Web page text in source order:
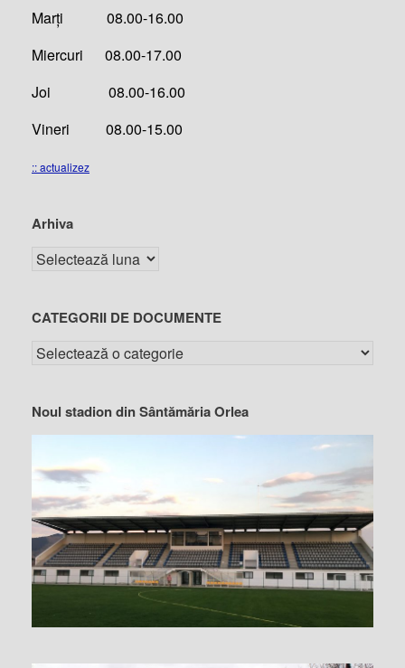
Marți 08.00-16.00
Miercuri 08.00-17.00
Joi 08.00-16.00
Vineri 08.00-15.00
:: actualizez
Arhiva
CATEGORII DE DOCUMENTE
Noul stadion din Sântămăria Orlea